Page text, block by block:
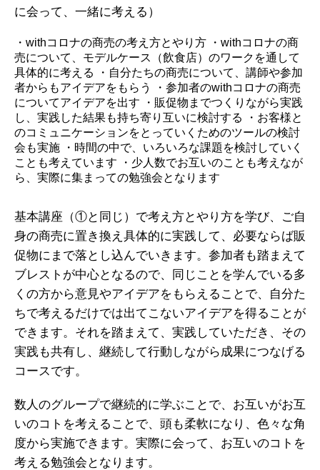
マーケティング塾
書籍
ガイアの実績
メールマガジン
お問い合わせ
に会って、一緒に考える）
・withコロナの商売の考え方とやり方 ・withコロナの商
売について、モデルケース（飲食店）のワークを通して
具体的に考える
・自分たちの商売について、講師や参加
者からもアイデアをもらう
・参加者のwithコロナの商売
についてアイデアを出す ・販促物までつくりながら実践
し、実践した結果も持ち寄り互いに検討する
・お客様と
のコミュニケーションをとっていくためのツールの検討
会も実施 ・時間の中で、いろいろな課題を検討していく
ことも考えています ・少人数でお互いのことも考えなが
ら、実際に集まっての勉強会となります
基本講座（①と同じ）で考え方とやり方を学び、ご自
身の商売に置き換え具体的に実践して、必要ならば販
促物にまで落とし込んでいきます。参加者も踏まえて
ブレストが中心となるので、同じことを学んでいる多
くの方から意見やアイデアをもらえることで、自分た
ちで考えるだけでは出てこないアイデアを得ることが
できます。それを踏まえて、実践していただき、その
実践も共有し、継続して行動しながら成果につなげる
コースです。
数人のグループで継続的に学ぶことで、お互いがお互
いのコトを考えることで、頭も柔軟になり、色々な角
度から実施できます。実際に会って、お互いのコトを
考える勉強会となります。